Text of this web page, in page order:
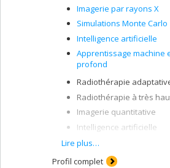
Imagerie par rayons X
Simulations Monte Carlo
Intelligence artificielle
Apprentissage machine
profond
Radiothérapie
Radiothérapie à très
Imagerie quantitative
Intelligence artificielle
Protonthérapie
Simulations Monte Carlo
Lire plus…
Profil complet